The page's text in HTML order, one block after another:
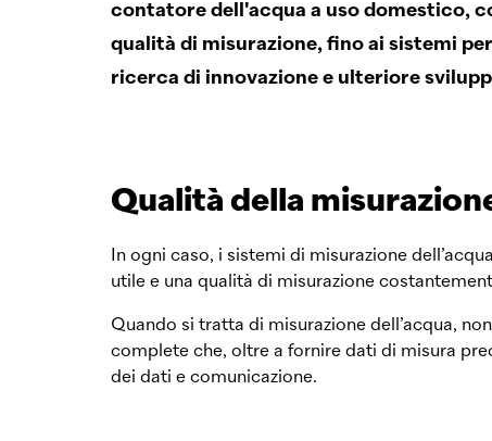
contatore dell'acqua a uso domestico,
qualità di misurazione, fino ai sistemi
ricerca di innovazione e ulteriore
Qualità della
In ogni caso, i sistemi di misurazione
utile e una qualità di misurazione
Quando si tratta di misurazione dell’acqua,
complete che, oltre a fornire dati di misura
dei dati e comunicazione.